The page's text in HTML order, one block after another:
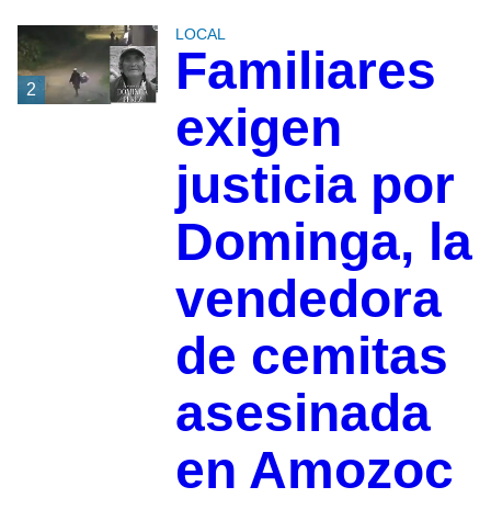
2
LOCAL
Familiares
exigen
justicia por
Dominga, la
vendedora
de cemitas
asesinada
en Amozoc